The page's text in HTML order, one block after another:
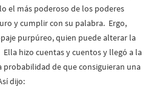
el más poderoso de los poderes
y cumplir con su palabra. Ergo,
purpúreo, quien puede alterar la
hizo cuentas y cuentos y llegó a la
probabilidad de que consiguieran una
dijo: